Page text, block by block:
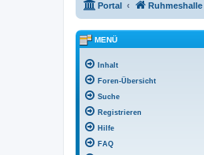
Portal Ruhmeshalle
MENÜ
Inhalt
Foren-Übersicht
Suche
Registrieren
Hilfe
FAQ